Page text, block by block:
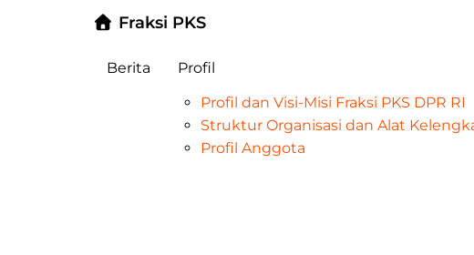
Fraksi PKS
Berita
Profil
Profil dan Visi-Misi Fraksi PKS DPR RI
Struktur Organisasi dan Alat
Profil Anggota